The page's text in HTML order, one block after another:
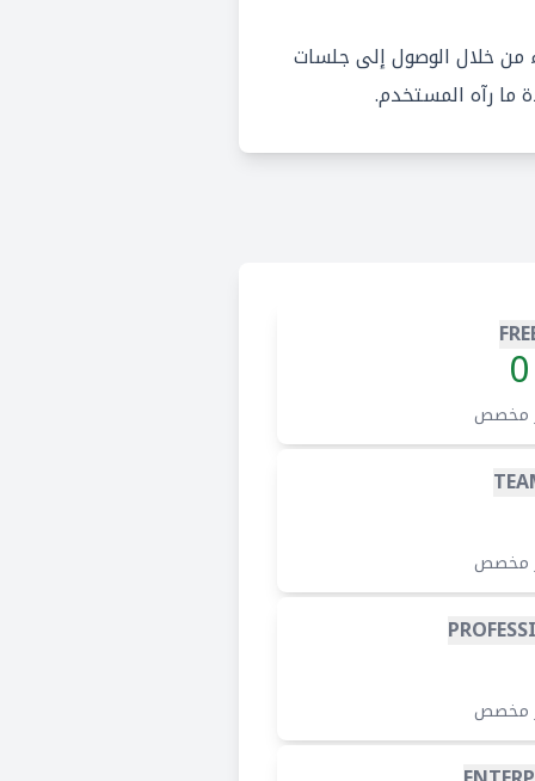
من خلال الوصول إلى جلسات
ما رآه المستخدم.
0
مخصص
مخصص
مخصص